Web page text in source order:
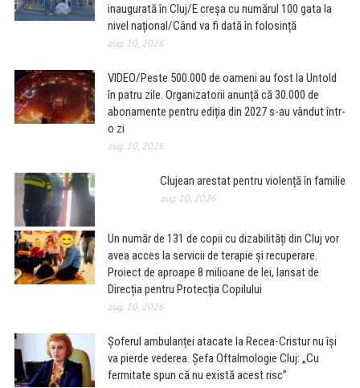
inaugurată în Cluj/E creșa cu numărul 100 gata la
nivel național/Când va fi dată în folosință
aug. 10, 2026
VIDEO/Peste 500.000 de oameni au fost la Untold
în patru zile. Organizatorii anunță că 30.000 de
abonamente pentru ediția din 2027 s-au vândut într-
o zi
aug. 10, 2026
Clujean arestat pentru violență în familie
aug. 10, 2026
Un număr de 131 de copii cu dizabilități din Cluj vor
avea acces la servicii de terapie și recuperare.
Proiect de aproape 8 milioane de lei, lansat de
Direcția pentru Protecția Copilului
aug. 10, 2026
Șoferul ambulanței atacate la Recea-Cristur nu își
va pierde vederea. Șefa Oftalmologie Cluj: „Cu
fermitate spun că nu există acest risc”